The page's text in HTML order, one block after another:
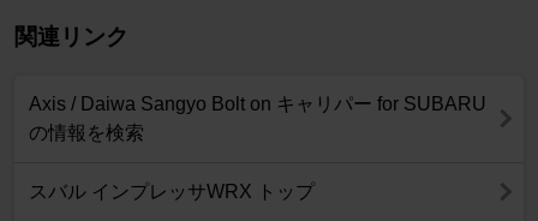
関連リンク
Axis / Daiwa Sangyo Bolt on キャリパー for SUBARU
の情報を検索
スバル インプレッサWRX トップ